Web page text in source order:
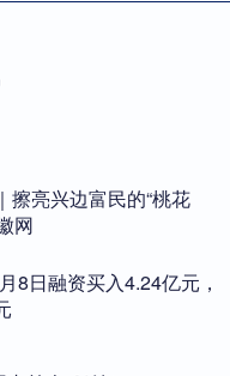
擦亮兴边富民的“桃花
网
8日融资买入4.24亿元，